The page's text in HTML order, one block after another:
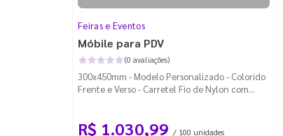
Feiras e Eventos
Móbile para PDV
(0 avaliações)
300x450mm - Modelo Personalizado - Colorido
Frente e Verso - Carretel Fio de Nylon com
R$ 1.030,99 / 100 unidades